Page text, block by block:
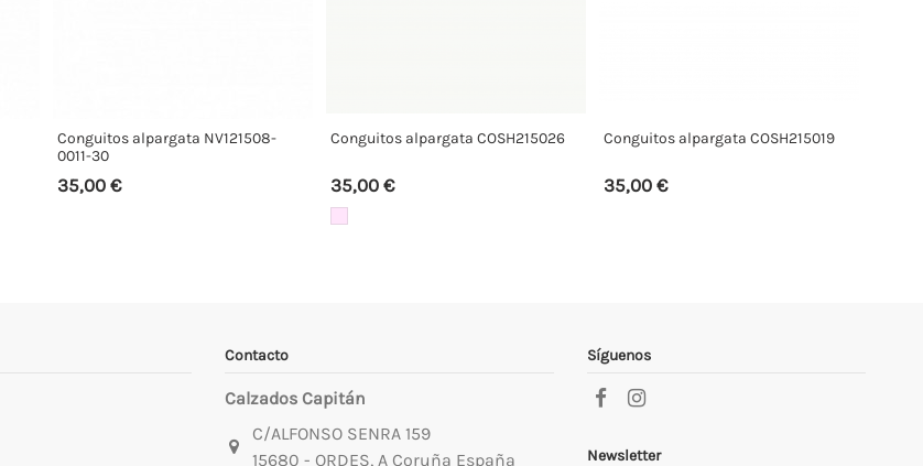
Conguitos alpargata NV121508-
0011-30
35,00 €
Conguitos alpargata COSH215026
35,00 €
Conguitos alpargata COSH215019
35,00 €
Contacto
Calzados Capitán
C/ALFONSO SENRA 159
15680 - ORDES, A Coruña España
Síguenos
Newsletter